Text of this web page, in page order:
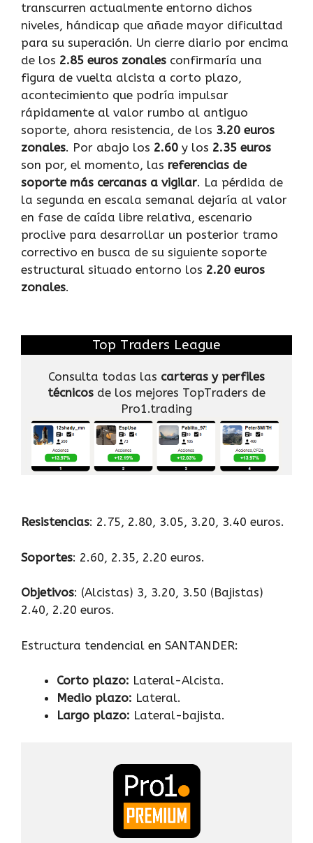
transcurren actualmente entorno dichos
niveles, hándicap que añade mayor dificultad
para su superación. Un cierre diario por encima
de los 2.85 euros zonales confirmaría una
figura de vuelta alcista a corto plazo,
acontecimiento que podría impulsar
rápidamente al valor rumbo al antiguo
soporte, ahora resistencia, de los 3.20 euros
zonales. Por abajo los 2.60 y los 2.35 euros
son por, el momento, las referencias de
soporte más cercanas a vigilar. La pérdida de
la segunda en escala semanal dejaría al valor
en fase de caída libre relativa, escenario
proclive para desarrollar un posterior tramo
correctivo en busca de su siguiente soporte
estructural situado entorno los 2.20 euros
zonales.
Top Traders League
Consulta todas las carteras y perfiles
técnicos de los mejores TopTraders de
Pro1.trading
Resistencias: 2.75, 2.80, 3.05, 3.20, 3.40 euros.
Soportes: 2.60, 2.35, 2.20 euros.
Objetivos: (Alcistas) 3, 3.20, 3.50 (Bajistas)
2.40, 2.20 euros.
Estructura tendencial en SANTANDER:
Corto plazo: Lateral-Alcista.
Medio plazo: Lateral.
Largo plazo: Lateral-bajista.